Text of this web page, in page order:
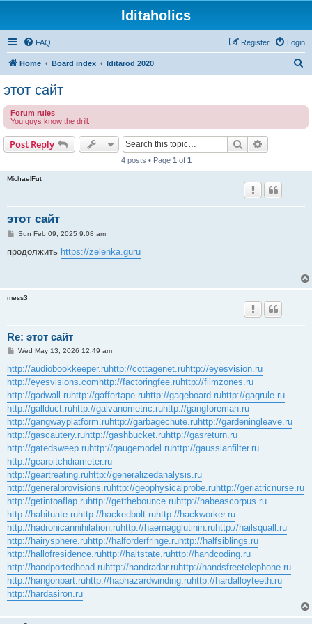
Iditaholics
FAQ Login
Register
Home Board index Iditarod 2020
c
этот сайт
Forum rules
You guys know the drill.
Post Reply Search
4 posts • Page 1 of 1
MichaelFut
этот сайт
P
s
Sun Feb 09, 2025 9:08 am
продолжить https://zelenka.guru
mess3
Re: этот сайт
P
s
t
Wed May 13, 2026 12:49 am
http://audiobookkeeper.ruhttp://cottagenet.ruhttp://eyesvision.ru
http://eyesvisions.comhttp://factoringfee.ruhttp://filmzones.ru
http://gadwall.ruhttp://gaffertape.ruhttp://gageboard.ruhttp://gagrule.ru
http://gallduct.ruhttp://galvanometric.ruhttp://gangforeman.ru
http://gangwayplatform.ruhttp://garbagechute.ruhttp://gardeningleave.ru
http://gascautery.ruhttp://gashbucket.ruhttp://gasreturn.ru
http://gatedsweep.ruhttp://gaugemodel.ruhttp://gaussianfilter.ru
http://gearpitchdiameter.ru
http://geartreating.ruhttp://generalizedanalysis.ru
http://generalprovisions.ruhttp://geophysicalprobe.ruhttp://geriatricnurse.ru
http://getintoaflap.ruhttp://getthebounce.ruhttp://habeascorpus.ru
http://habituate.ruhttp://hackedbolt.ruhttp://hackworker.ru
http://hadronicannihilation.ruhttp://haemagglutinin.ruhttp://hailsquall.ru
http://hairysphere.ruhttp://halforderfringe.ruhttp://halfsiblings.ru
http://hallofresidence.ruhttp://haltstate.ruhttp://handcoding.ru
http://handportedhead.ruhttp://handradar.ruhttp://handsfreetelephone.ru
http://hangonpart.ruhttp://haphazardwinding.ruhttp://hardalloyteeth.ru
http://hardasiron.ru